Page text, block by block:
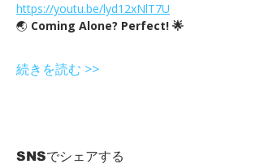
https://youtu.be/lyd12xNlT7U
🌏 Coming Alone? Perfect! 🌟
続きを読む >>
SNSでシェアする